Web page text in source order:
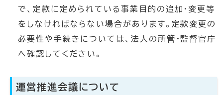
で、定款に定められている事業目的の追加・変更等
をしなければならない場合があります。定款変更の
必要性や手続きについては、法人の所管・監督官庁
へ確認してください。
運営推進会議について